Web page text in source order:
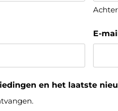
E-
en het laatste